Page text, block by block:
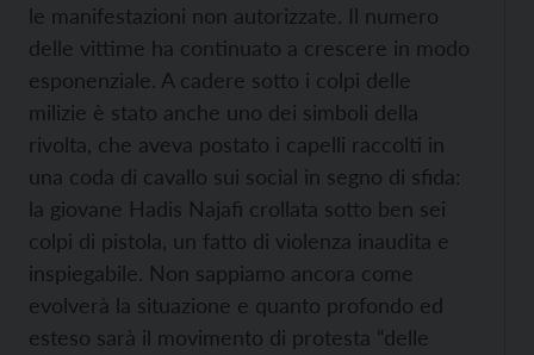
le manifestazioni non autorizzate. Il numero
delle vittime ha continuato a crescere in modo
esponenziale. A cadere sotto i colpi delle
milizie è stato anche uno dei simboli della
rivolta, che aveva postato i capelli raccolti in
una coda di cavallo sui social in segno di sfida:
la giovane Hadis Najafi crollata sotto ben sei
colpi di pistola, un fatto di violenza inaudita e
inspiegabile. Non sappiamo ancora come
evolverà la situazione e quanto profondo ed
esteso sarà il movimento di protesta “delle